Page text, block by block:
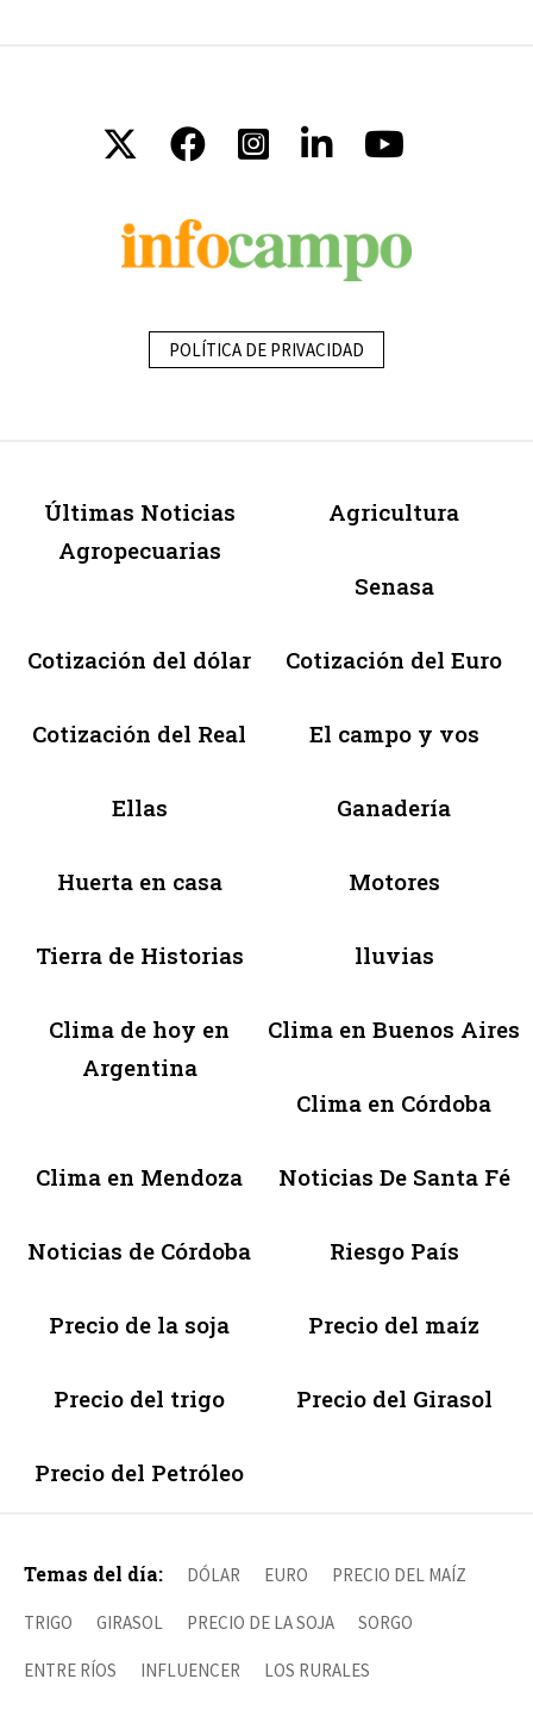
POLÍTICA DE PRIVACIDAD
Últimas Noticias
Agropecuarias
Agricultura
Senasa
Cotización del dólar Cotización del Euro
Cotización del Real El campo y vos
Ellas Ganadería
Huerta en casa Motores
Tierra de Historias lluvias
Clima de hoy en
Argentina
Clima en Buenos Aires
Clima en Córdoba
Clima en Mendoza Noticias De Santa Fé
Noticias de Córdoba Riesgo País
Precio de la soja Precio del maíz
Precio del trigo Precio del Girasol
Precio del Petróleo
Temas del día: DÓLAR EURO PRECIO DEL MAÍZ
TRIGO GIRASOL PRECIO DE LA SOJA SORGO
ENTRE RÍOS INFLUENCER LOS RURALES